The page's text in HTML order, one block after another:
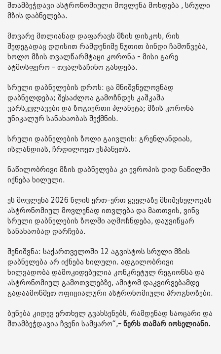
შთამბეჭდავი ასტრონომიული მოვლენა მოხდება , სრული
მზის დაბნელება.
მთვარე მთლიანად დაფარავს მზის დისკოს, რის
შედეგადაც დღისით რამდენიმე წუთით ბინდი ჩამოწვება,
ხოლო მზის თვალწარმტაცი კორონა - მისი გარე
ატმოსფერო - თვალსაჩინო გახდება.
სრული დაბნელების დროს: ცა მნიშვნელოვნად
დაბნელდება; შესაძლოა გამოჩნდეს კაშკაშა
ვარსკვლავები და ზოგიერთი პლანეტა; მზის კორონა
უნიკალურ სანახაობას შექმნის.
სრული დაბნელების ზოლი გაივლის: გრენლანდიას,
ისლანდიას, ჩრდილოეთ ესპანეთს.
ნაწილობრივი მზის დაბნელება კი ევროპის დიდ ნაწილში
იქნება ხილული.
ეს მოვლენა 2026 წლის ერთ-ერთ ყველაზე მნიშვნელოვან
ასტრონომიულ მოვლენად ითვლება და მათთვის, ვინც
სრული დაბნელების ზოლში აღმოჩნდება, დაუვიწყარ
სანახაობად დარჩება.
შენიშვნა: საქართველოში 12 აგვისტოს სრული მზის
დაბნელება არ იქნება ხილული. ადგილობრივი
ხილვადობა დამოკიდებულია კონკრეტულ რეგიონსა და
ასტრონომიულ გამოთვლებზე, ამიტომ დაკვირვებამდე
გადაამოწმეთ ოფიციალური ასტრონომიული პროგნოზები.
ბუნება კიდევ ერთხელ გვახსენებს, რამდენად საოცარი და
შთამბეჭდავია ჩვენი სამყარო“,- წერს თამარ იოსელიანი.